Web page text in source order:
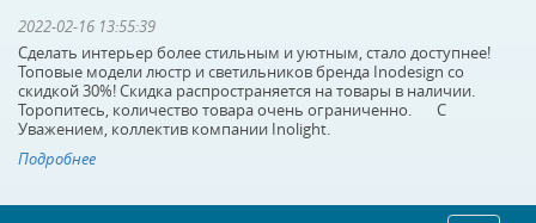
2022-02-16 13:55:39
Сделать интерьер более стильным и уютным, стало доступнее!
Топовые модели люстр и светильников бренда Inodesign со
скидкой 30%! Скидка распространяется на товары в наличии.
Торопитесь, количество товара очень ограниченно. С
Уважением, коллектив компании Inolight.
Подробнее